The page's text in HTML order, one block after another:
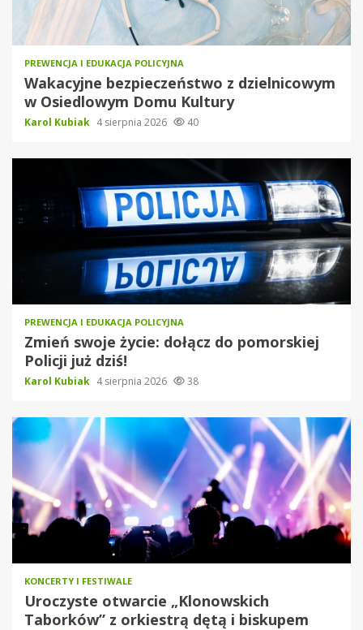
PREWENCJA I EDUKACJA POLICYJNA
Wakacyjne bezpieczeństwo z dzielnicowym
w Osiedlowym Domu Kultury
Karol Kubiak 4 sierpnia 2026 40
PREWENCJA I EDUKACJA POLICYJNA
Zmień swoje życie: dołącz do pomorskiej
Policji już dziś!
Karol Kubiak 4 sierpnia 2026 38
KONCERTY I FESTIWALE
Uroczyste otwarcie „Klonowskich
Taborków” z orkiestrą dętą i biskupem